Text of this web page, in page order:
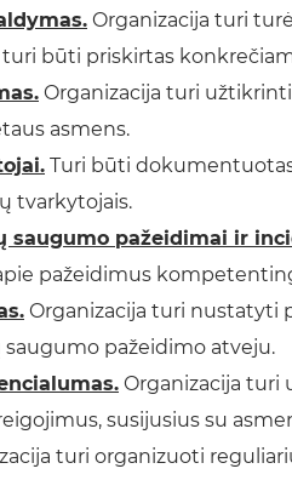
Organizacija turi
būti priskirtas
Organizacija turi
asmens.
Turi būti
tvarkytojais.
saugumo pažeidimai ir
pažeidimus
Organizacija turi nustatyti
pažeidimo atveju.
Organizacija turi
susijusius su
turi organizuoti